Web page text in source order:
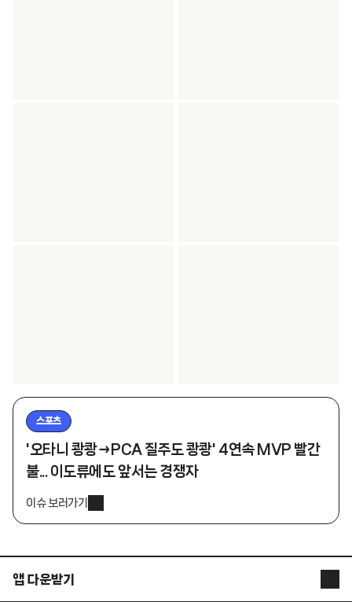
스포츠
'오타니 쾅쾅→PCA 질주도 쾅쾅' 4연속 MVP 빨간
불... 이도류에도 앞서는 경쟁자
이슈 보러가기
앱 다운받기